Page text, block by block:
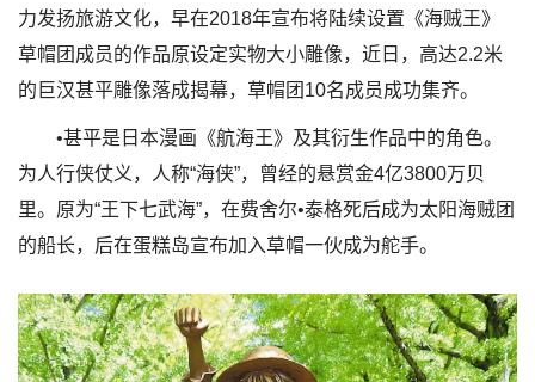
力发扬旅游文化，早在2018年宣布将陆续设置《海贼王》
草帽团成员的作品原设定实物大小雕像，近日，高达2.2米
的巨汉甚平雕像落成揭幕，草帽团10名成员成功集齐。
•甚平是日本漫画《航海王》及其衍生作品中的角色。
为人行侠仗义，人称“海侠”，曾经的悬赏金4亿3800万贝
里。原为“王下七武海”，在费舍尔•泰格死后成为太阳海贼团
的船长，后在蛋糕岛宣布加入草帽一伙成为舵手。